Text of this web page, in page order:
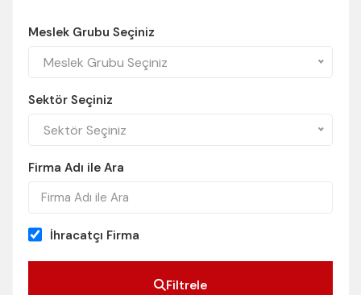
Meslek Grubu Seçiniz
Meslek Grubu Seçiniz
Sektör Seçiniz
Sektör Seçiniz
Firma Adı ile Ara
İhracatçı Firma
Filtrele